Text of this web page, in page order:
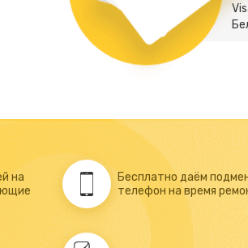
на
Бесплатно даём
телефон на время